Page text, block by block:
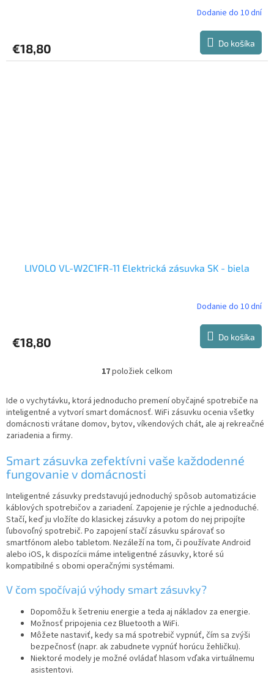
Dodanie do 10 dní
€18,80 Do košíka
LIVOLO VL-W2C1FR-11 Elektrická zásuvka SK - biela
Dodanie do 10 dní
€18,80 Do košíka
O
l
á
d
i
e
p
r
v
k
y
v
ý
p
i
s
u
17položiek celkom
Ide o vychytávku, ktorá jednoducho premení obyčajné spotrebiče na
inteligentné a vytvorí smart domácnosť. WiFi zásuvku ocenia všetky
domácnosti vrátane domov, bytov, víkendových chát, ale aj rekreačné
zariadenia a firmy.
Smart zásuvka zefektívni vaše každodenné
fungovanie v domácnosti
Inteligentné zásuvky predstavujú jednoduchý spôsob automatizácie
káblových spotrebičov a zariadení. Zapojenie je rýchle a jednoduché.
Stačí, keď ju vložíte do klasickej zásuvky a potom do nej pripojíte
ľubovoľný spotrebič. Po zapojení stačí zásuvku spárovať so
smartfónom alebo tabletom. Nezáleží na tom, či používate Android
alebo iOS, k dispozícii máme inteligentné zásuvky, ktoré sú
kompatibilné s obomi operačnými systémami.
V čom spočívajú výhody smart zásuvky?
Dopomôžu k šetreniu energie a teda aj nákladov za energie.
Možnosť pripojenia cez Bluetooth a WiFi.
Môžete nastaviť, kedy sa má spotrebič vypnúť, čím sa zvýši
bezpečnosť (napr. ak zabudnete vypnúť horúcu žehličku).
Niektoré modely je možné ovládať hlasom vďaka virtuálnemu
asistentovi.